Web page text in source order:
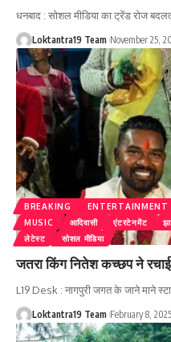
धनबाद : सोशल मीडिया का ट्रेंड रोज
Loktantra19 Team November 25,
BREAKING ENTERTAINMENT
MUSIC
आदिवासी एंटरटेनमेंट
लेटेस्ट
सोशल मीडिया
जतरा किंग नितेश कच्छप ने रचाई
L19 Desk : नागपुरी जगत के जाने माने
Loktantra19 Team February 8, 2025